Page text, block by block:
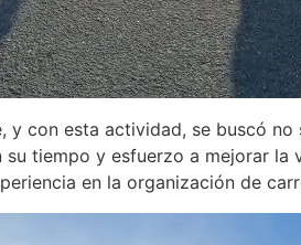
y con esta actividad, se buscó
tiempo y esfuerzo a mejorar
en la organización de